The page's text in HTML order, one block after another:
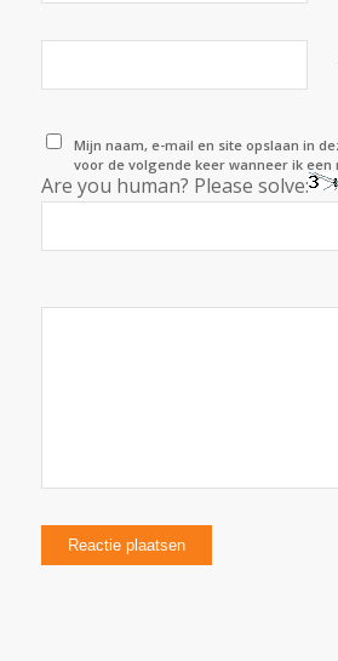
Mijn naam, e-mail en site opslaan in
voor de volgende keer wanneer ik een
Are you human? Please solve: